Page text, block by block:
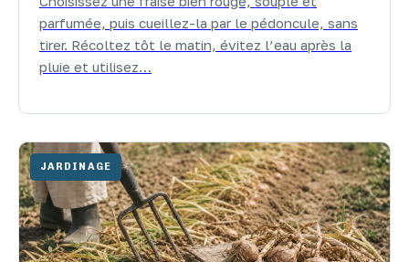
parfumée, puis cueillez-la par le pédoncule, sans
tirer. Récoltez tôt le matin, évitez l’eau après la
pluie et utilisez…
JARDINAGE